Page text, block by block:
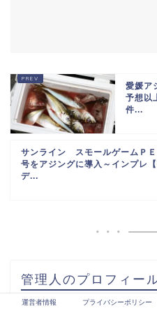
愛媛ア
予想以
件...
サンライン スモールゲームＰＥ
号をアジングに導入～インプレ
デ...
管理人のプロフィー
運営者情報 プライバシーポリシー